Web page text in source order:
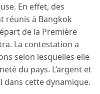
En effet, des
réunis à Bangkok
de la Première
La contestation a
selon lesquelles elle
du pays. L’argent et
dans cette dynamique.